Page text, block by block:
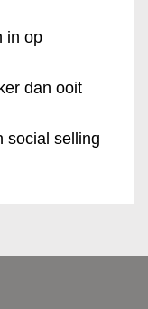
in op
dan ooit
social selling